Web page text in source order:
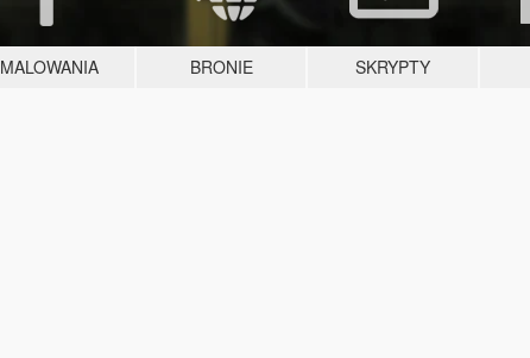
MALOWANIA BRONIE SKRYPTY